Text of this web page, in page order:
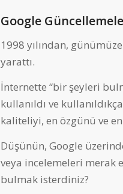
Google
1998 yılından,
yarattı.
İnternette “bir şeyleri
kullanıldı ve
kaliteliyi, en özgünü ve
Düşünün, Google
veya incelemeleri merak
bulmak isterdiniz?